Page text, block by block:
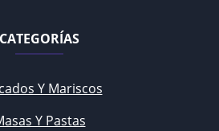
CATEGORÍAS
Y Mariscos
Y Pastas